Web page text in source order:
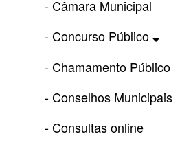
- Câmara Municipal
- Concurso Público
- Chamamento Público
- Conselhos Municipais
- Consultas online